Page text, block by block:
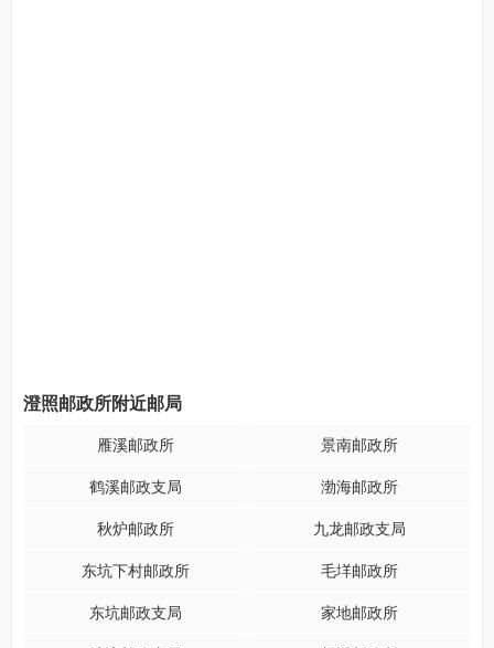
澄照邮政所附近邮局
雁溪邮政所 景南邮政所
鹤溪邮政支局 渤海邮政所
秋炉邮政所 九龙邮政支局
东坑下村邮政所 毛垟邮政所
东坑邮政支局 家地邮政所